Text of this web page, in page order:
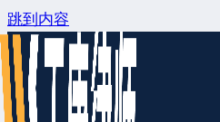
跳到内容